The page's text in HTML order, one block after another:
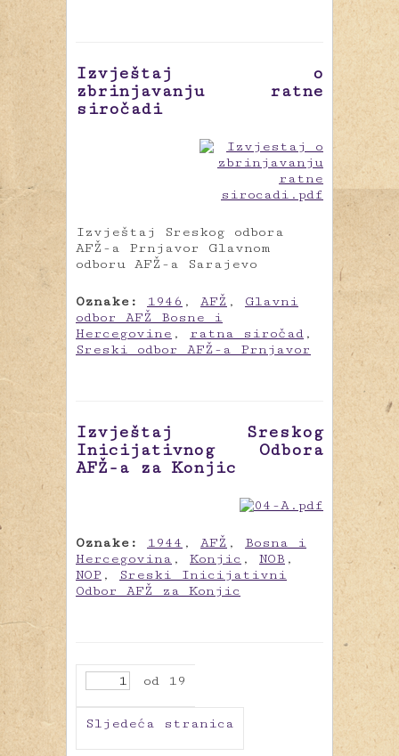
Izvještaj o
zbrinjavanju ratne
siročadi
Izvještaj Sreskog odbora
AFŽ-a Prnjavor Glavnom
odboru AFŽ-a Sarajevo
Oznake: 1946 , AFŽ , Glavni
odbor AFŽ Bosne i
Hercegovine , ratna siročad ,
Sreski odbor AFŽ-a Prnjavor
Izvještaj Sreskog
Inicijativnog Odbora
AFŽ-a za Konjic
Oznake: 1944 , AFŽ , Bosna i
Hercegovina , Konjic , NOB ,
NOP ,
Sreski Inicijativni
Odbor AFŽ za Konjic
od 19
Sljedeća stranica